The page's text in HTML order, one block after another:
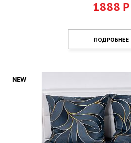
1888 Р
ПОДРОБНЕЕ